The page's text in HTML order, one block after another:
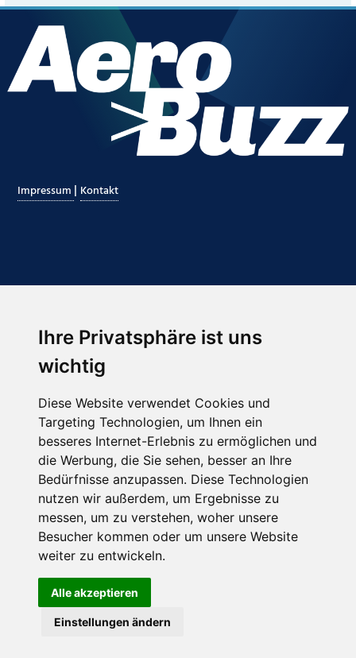
Ihre Privatsphäre ist uns
wichtig
Diese Website verwendet Cookies und
Targeting Technologien, um Ihnen ein
besseres Internet-Erlebnis zu ermöglichen und
die Werbung, die Sie sehen, besser an Ihre
Bedürfnisse anzupassen. Diese Technologien
nutzen wir außerdem, um Ergebnisse zu
messen, um zu verstehen, woher unsere
Besucher kommen oder um unsere Website
weiter zu entwickeln.
Alle akzeptieren
Einstellungen ändern
Impressum | Kontakt
Hier finden Sie uns auch
Abonnieren Sie unseren Newsletter
Email*